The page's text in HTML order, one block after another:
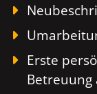
Erste
Betreuung